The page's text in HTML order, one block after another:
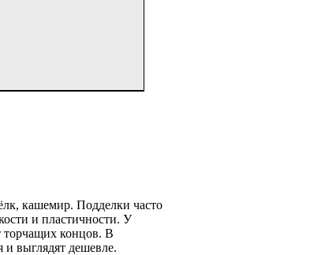
кашемир. Подделки часто
и пластичности. У
торчащих концов. В
и выглядят дешевле.